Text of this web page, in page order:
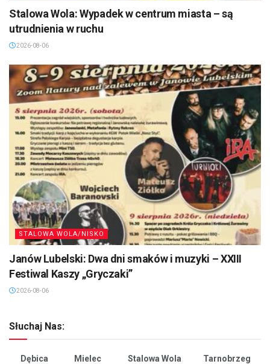
Stalowa Wola: Wypadek w centrum miasta – są
utrudnienia w ruchu
2026-08-06
STALOWA WOLA/NISKO
Janów Lubelski: Dwa dni smaków i muzyki – XXIII
Festiwal Kaszy „Gryczaki”
2026-08-06
Słuchaj Nas:
Dębica Mielec Stalowa Wola
Tarnobrzeg